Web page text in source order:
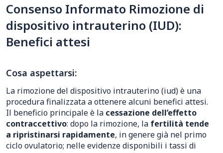
Consenso Informato Rimozione di
dispositivo intrauterino (IUD):
Benefici attesi
Cosa aspettarsi:
La rimozione del dispositivo intrauterino (iud) è una
procedura finalizzata a ottenere alcuni benefici attesi.
Il beneficio principale è la cessazione dell’effetto
contraccettivo: dopo la rimozione, la fertilità tende
a ripristinarsi rapidamente, in genere già nel primo
ciclo ovulatorio; nelle evidenze disponibili i tassi di